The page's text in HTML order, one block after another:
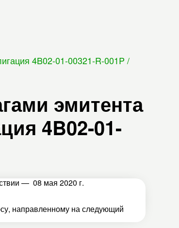
4B02-01-00321-R-001P /
эмитента
4B02-01-
— 08 мая 2020 г.
направленному на следующий